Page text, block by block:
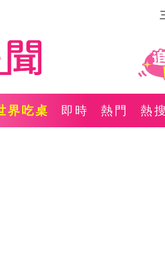
界吃桌 即時 熱門 熱搜